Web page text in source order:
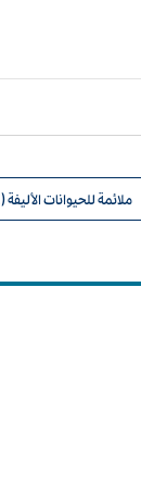
ملائمة للحيوانات الأليفة (1)